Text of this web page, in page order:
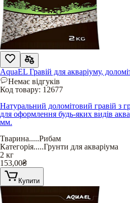
AquaEL Гравій для акваріуму,
Немає відгуків
Код товару: 12677
Натуральний доломітовий гравій з
для оформлення будь-яких видів
мм.
Тварина.....Рибам
Категорія.....Грунти для акваріума
2 кг
153,00₴
Купити